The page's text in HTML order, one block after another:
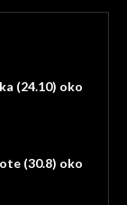
(24.10) oko
(30.8) oko